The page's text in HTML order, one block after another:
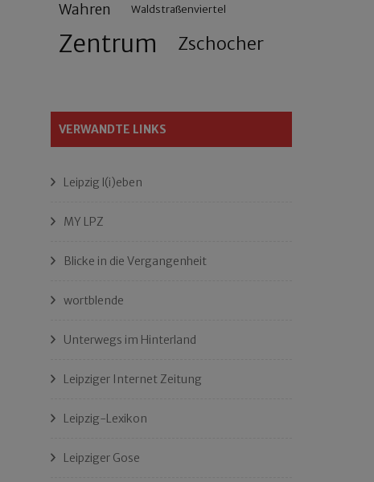
Wahren Waldstraßenviertel
Zentrum Zschocher
VERWANDTE LINKS
Leipzig l(i)eben
MY LPZ
Blicke in die Vergangenheit
wortblende
Unterwegs im Hinterland
Leipziger Internet Zeitung
Leipzig-Lexikon
Leipziger Gose